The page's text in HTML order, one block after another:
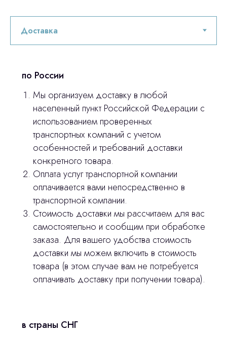
по России
Мы организуем доставку в любой
населенный пункт Российской Федерации с
использованием проверенных
транспортных компаний с учетом
особенностей и требований доставки
конкретного товара.
Оплата услуг транспортной компании
оплачивается вами непосредственно в
транспортной компании.
Стоимость доставки мы рассчитаем для вас
самостоятельно и сообщим при обработке
заказа. Для вашего удобства стоимость
доставки мы можем включить в стоимость
товара (в этом случае вам не потребуется
оплачивать доставку при получении товара).
в страны СНГ
Остались вопросы
оставьте контакты, мы свяжемся и
ответим на все вопросы
© 2024 ЛС Дентал Групп
Оплата и доставка